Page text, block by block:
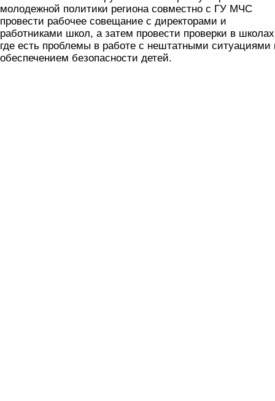
молодежной политики региона совместно с ГУ МЧС
провести рабочее совещание с директорами и
работниками школ, а затем провести проверки в
где есть проблемы в работе с нештатными ситуациями
обеспечением безопасности детей.